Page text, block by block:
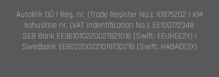
Autolink OÜ | Reg. nr. (Trade Register No.): 10875202 | KM
kohuslase nr. (VAT Indentification No.): EE100772348
SEB Bank EE361010220027821016 (Swift: EEUHEE2X) |
Swedbank EE822200221019730218 (Swift: HABAEE2X)